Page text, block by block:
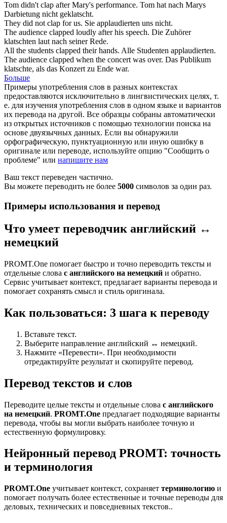
Tom didn'tclap after Mary's performance. Tom hat nach Marys
Darbietung nicht geklatscht.
They did notclap for us. Sie applaudierten uns nicht.
The audience clapped loudly after his speech. Die Zuhörer
klatschten laut nach seiner Rede.
All the students clapped their hands. Alle Studenten applaudierten.
The audience clapped when the concert was over. Das Publikum
klatschte, als das Konzert zu Ende war.
Больше
Примеры употребления слов в разных контекстах
предоставляются исключительно в лингвистических целях, т.
е. для изучения употребления слов в одном языке и вариантов
их перевода на другой. Все образцы собраны автоматически
из открытых источников с помощью технологии поиска на
основе двуязычных данных. Если вы обнаружили
орфографическую, пунктуационную или иную ошибку в
оригинале или переводе, используйте опцию "Сообщить о
проблеме" или напишите нам
Ваш текст переведен частично.
Вы можете переводить не более 5000 символов за один раз.
Примеры использования и перевод
Что умеет переводчик английский ↔
немецкий
PROMT.One помогает быстро и точно переводить тексты и
отдельные слова с английского на немецкий и обратно.
Сервис учитывает контекст, предлагает варианты перевода и
помогает сохранять смысл и стиль оригинала.
Как пользоваться: 3 шага к переводу
Вставьте текст.
Выберите направление английский ↔ немецкий.
Нажмите «Перевести». При необходимости
отредактируйте результат и скопируйте перевод.
Перевод текстов и слов
Переводите целые тексты и отдельные слова с английского
на немецкий. PROMT.One предлагает подходящие варианты
перевода, чтобы вы могли выбрать наиболее точную и
естественную формулировку.
Нейронный перевод PROMT: точность
и терминология
PROMT.One учитывает контекст, сохраняет терминологию и
помогает получать более естественные и точные переводы для
деловых, технических и повседневных текстов..